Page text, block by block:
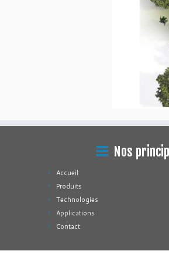
Nos
Accueil
Produits
Technologies
Applications
Contact